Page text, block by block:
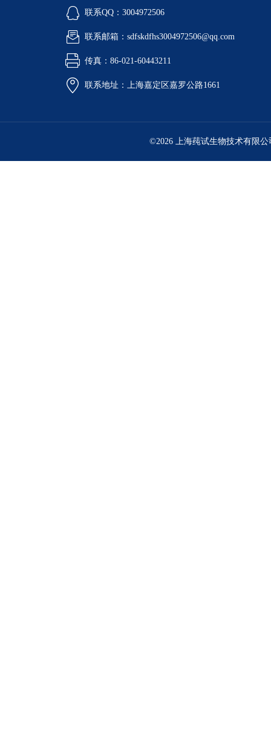
联系QQ：3004972506
联系邮箱：sdfskdfhs3004972506@qq.com
传真：86-021-60443211
联系地址：上海嘉定区嘉罗公路1661
©2026 上海莼试生物技术有限